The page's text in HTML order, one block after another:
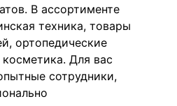
В ассортименте
техника, товары
ортопедические
косметика. Для вас
сотрудники,